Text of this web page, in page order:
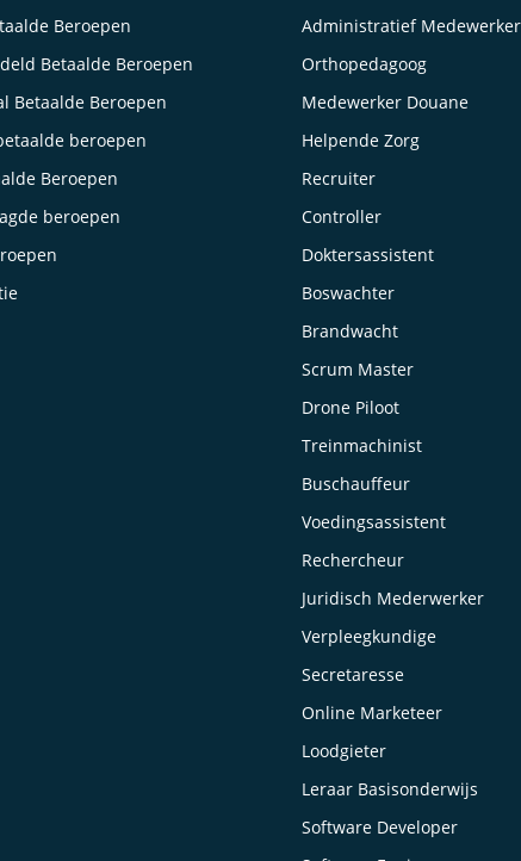
Beroepen
Betaalde Beroepen
Betaalde Beroepen
beroepen
Beroepen
beroepen
Administratief Medewerker
Orthopedagoog
Medewerker Douane
Helpende Zorg
Recruiter
Controller
Doktersassistent
Boswachter
Brandwacht
Scrum Master
Drone Piloot
Treinmachinist
Buschauffeur
Voedingsassistent
Rechercheur
Juridisch Mederwerker
Verpleegkundige
Secretaresse
Online Marketeer
Loodgieter
Leraar Basisonderwijs
Software Developer